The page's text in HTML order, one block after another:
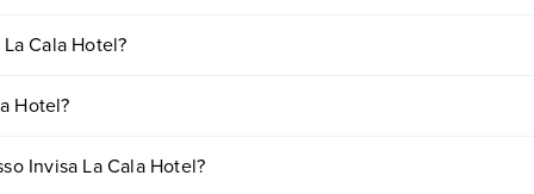
e descrizione".
Cala Hotel?
Hotel?
Invisa La Cala Hotel?